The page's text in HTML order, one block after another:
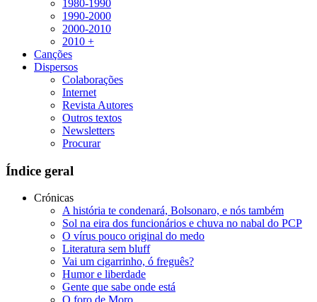
1980-1990
1990-2000
2000-2010
2010 +
Canções
Dispersos
Colaborações
Internet
Revista Autores
Outros textos
Newsletters
Procurar
Índice geral
Crónicas
A história te condenará, Bolsonaro, e nós também
Sol na eira dos funcionários e chuva no nabal do PCP
O vírus pouco original do medo
Literatura sem bluff
Vai um cigarrinho, ó freguês?
Humor e liberdade
Gente que sabe onde está